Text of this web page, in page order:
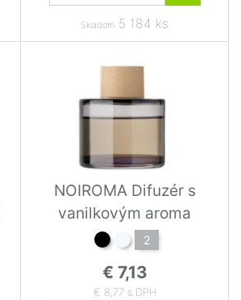
Skladom 5 184 ks
NOIROMA Difuzér s
vanilkovým aroma
2
€ 7,13
€ 8,77 s DPH